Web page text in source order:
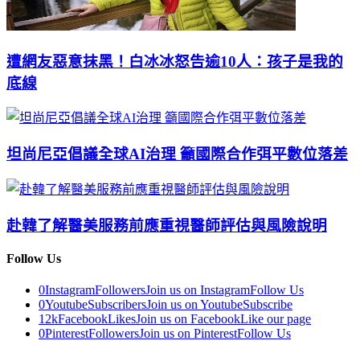
遭網友惡意抹黑！白冰冰怒告逾10人：孩子是我的
底線
坦尚尼亞倡議全球AI治理 籲國際合作弭平數位落差
赴韓了解醫美服務前應重視醫師評估與風險說明
Follow Us
0InstagramFollowersJoin us on InstagramFollow Us
0YoutubeSubscribersJoin us on YoutubeSubscribe
12kFacebookLikesJoin us on FacebookLike our page
0PinterestFollowersJoin us on PinterestFollow Us